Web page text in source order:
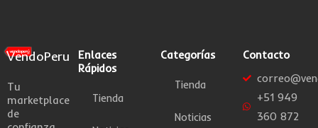
VendoPeru
Tu
marketplace
de
Enlaces
Rápidos
Tienda
Categorías
Tienda
Noticias
Contacto
+51 949
360 872